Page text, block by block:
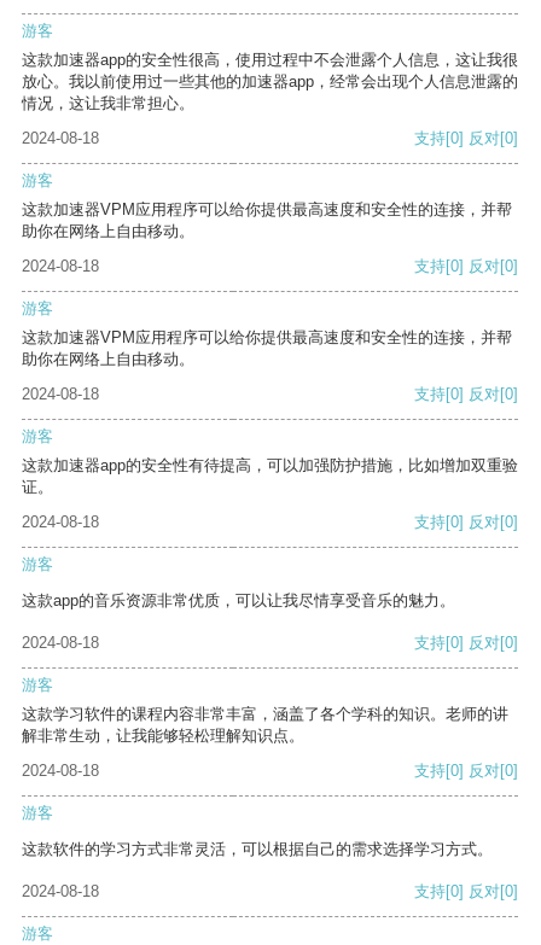
游客
这款加速器app的安全性很高，使用过程中不会泄露个人信息，这让我很
放心。我以前使用过一些其他的加速器app，经常会出现个人信息泄露的
情况，这让我非常担心。
2024-08-18
支持[0] 反对[0]
游客
这款加速器VPM应用程序可以给你提供最高速度和安全性的连接，并帮
助你在网络上自由移动。
2024-08-18
支持[0] 反对[0]
游客
这款加速器VPM应用程序可以给你提供最高速度和安全性的连接，并帮
助你在网络上自由移动。
2024-08-18
支持[0] 反对[0]
游客
这款加速器app的安全性有待提高，可以加强防护措施，比如增加双重验
证。
2024-08-18
支持[0] 反对[0]
游客
这款app的音乐资源非常优质，可以让我尽情享受音乐的魅力。
2024-08-18 支持[0] 反对[0]
游客
这款学习软件的课程内容非常丰富，涵盖了各个学科的知识。老师的讲
解非常生动，让我能够轻松理解知识点。
2024-08-18
支持[0] 反对[0]
游客
这款软件的学习方式非常灵活，可以根据自己的需求选择学习方式。
2024-08-18 支持[0] 反对[0]
游客